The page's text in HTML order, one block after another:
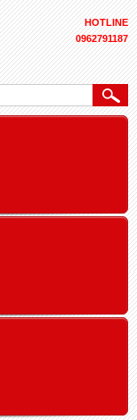
HOTLINE
0962791187